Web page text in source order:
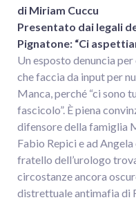
di Miriam Cuccu
Presentato dai legali
Pignatone: “Ci
Un esposto denuncia
che faccia da input per
Manca, perché “ci sono
fascicolo”. È piena
difensore della famiglia
Fabio Repici e ad
fratello dell’urologo
circostanze ancora
distrettuale antimafia di